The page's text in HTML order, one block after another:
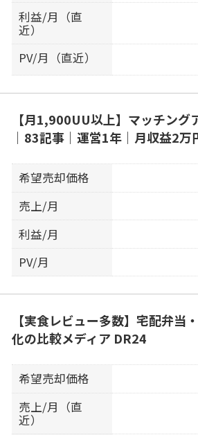
利益/月（直
近）
PV/月（直近）
【月1,900UU以上】マッチング
｜83記事｜運営1年｜月収益2万
希望売却価格
売上/月
利益/月
PV/月
【実食レビュー多数】宅配弁当
化の比較メディア DR24
希望売却価格
売上/月（直
近）